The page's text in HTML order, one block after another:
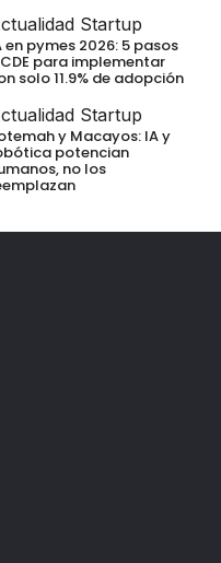
Startup
en pymes 2026: 5 pasos
para implementar
solo 11.9% de adopción
Startup
y Macayos: IA y
potencian
no los